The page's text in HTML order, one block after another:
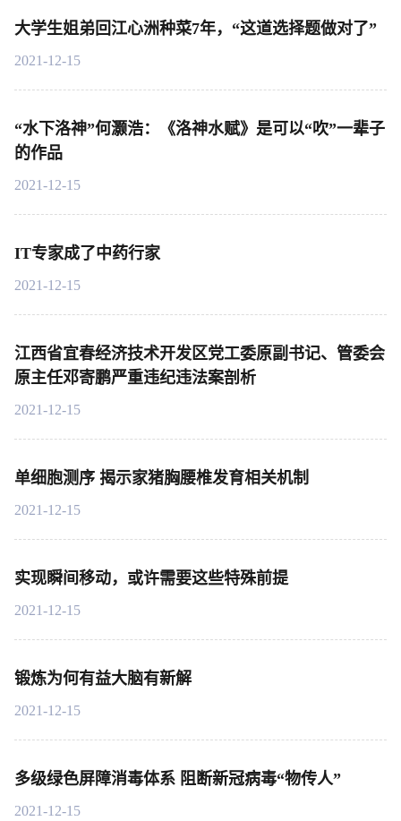
大学生姐弟回江心洲种菜7年，“这道选择题做对了”
2021-12-15
“水下洛神”何灏浩：《洛神水赋》是可以“吹”一辈子
的作品
2021-12-15
IT专家成了中药行家
2021-12-15
江西省宜春经济技术开发区党工委原副书记、管委会
原主任邓寄鹏严重违纪违法案剖析
2021-12-15
单细胞测序 揭示家猪胸腰椎发育相关机制
2021-12-15
实现瞬间移动，或许需要这些特殊前提
2021-12-15
锻炼为何有益大脑有新解
2021-12-15
多级绿色屏障消毒体系 阻断新冠病毒“物传人”
2021-12-15